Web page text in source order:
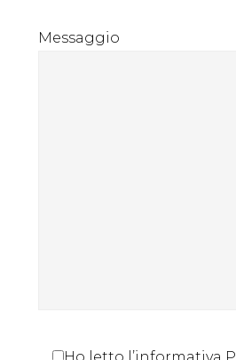
Messaggio